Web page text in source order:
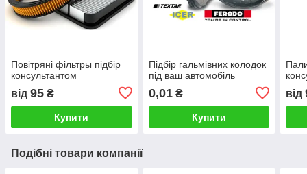
Повітряні фільтры підбір
консультантом
від 95 ₴
Купити
Підбір гальмівних колодок
під ваш автомобіль
0,01₴
Купити
від
Подібні товари компанії